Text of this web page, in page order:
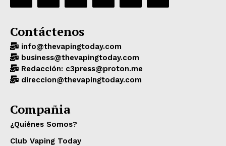
Contáctenos
info@thevapingtoday.com
business@thevapingtoday.com
Redacción: c3press@proton.me
direccion@thevapingtoday.com
Compañia
¿Quiénes Somos?
Club Vaping Today